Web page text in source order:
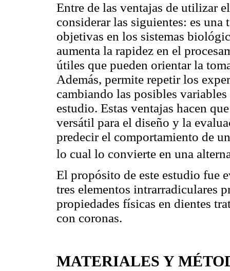
Entre de las ventajas de utilizar
considerar las siguientes: es una
objetivas en los sistemas
aumenta la rapidez en el
útiles que pueden orientar la
Además, permite repetir los
cambiando las posibles
estudio. Estas ventajas hacen
versátil para el diseño y la
predecir el comportamiento de
lo cual lo convierte en una
El propósito de este estudio fue
tres elementos intrarradiculares
propiedades físicas en dientes
con coronas.
MATERIALES Y